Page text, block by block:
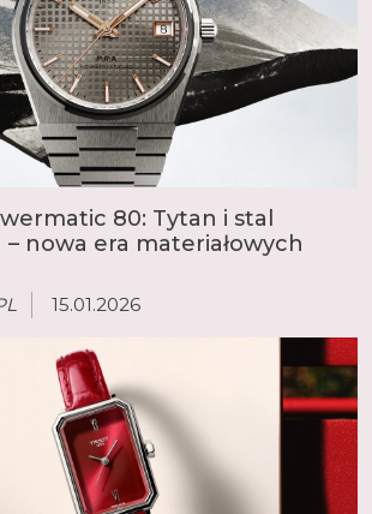
80: Tytan i stal
– nowa era materiałowych
15.01.2026